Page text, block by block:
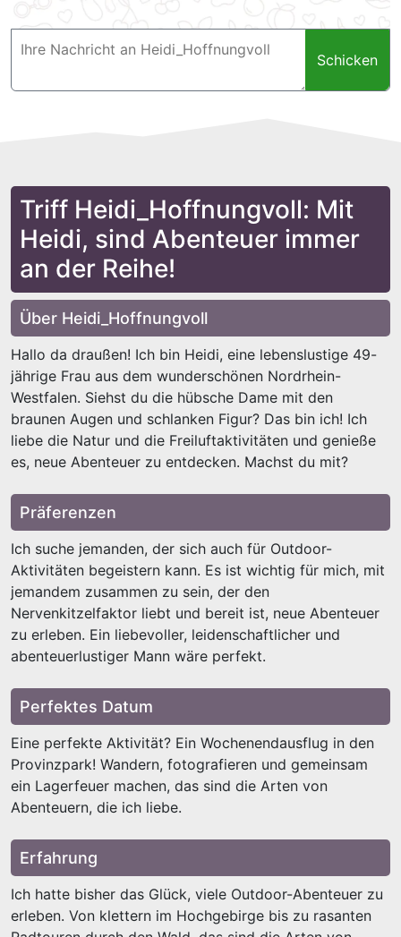
Schicken
Triff Heidi_Hoffnungvoll: Mit
Heidi, sind Abenteuer immer
an der Reihe!
Über Heidi_Hoffnungvoll
Hallo da draußen! Ich bin Heidi, eine lebenslustige 49-
jährige Frau aus dem wunderschönen Nordrhein-
Westfalen. Siehst du die hübsche Dame mit den
braunen Augen und schlanken Figur? Das bin ich! Ich
liebe die Natur und die Freiluftaktivitäten und genieße
es, neue Abenteuer zu entdecken. Machst du mit?
Präferenzen
Ich suche jemanden, der sich auch für Outdoor-
Aktivitäten begeistern kann. Es ist wichtig für mich, mit
jemandem zusammen zu sein, der den
Nervenkitzelfaktor liebt und bereit ist, neue Abenteuer
zu erleben. Ein liebevoller, leidenschaftlicher und
abenteuerlustiger Mann wäre perfekt.
Perfektes Datum
Eine perfekte Aktivität? Ein Wochenendausflug in den
Provinzpark! Wandern, fotografieren und gemeinsam
ein Lagerfeuer machen, das sind die Arten von
Abenteuern, die ich liebe.
Erfahrung
Ich hatte bisher das Glück, viele Outdoor-Abenteuer zu
erleben. Von klettern im Hochgebirge bis zu rasanten